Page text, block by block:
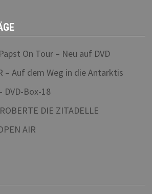
On Tour – Neu auf DVD
– Auf dem Weg in die Antarktis
DVD-Box-18
DIE ZITADELLE
AIR